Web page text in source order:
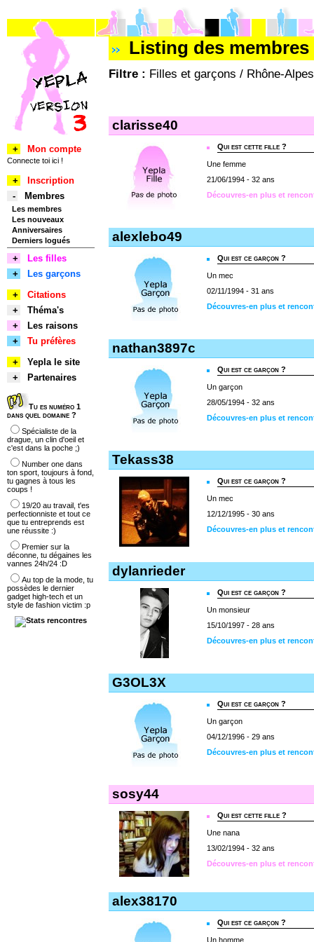
Listing des
Filtre : Filles et garçons / Rhône-
clarisse40
Qui est cette fille ?
Une femme
21/06/1994 - 32 ans
Découvres-en plus et
alexlebo49
Qui est ce garçon ?
Un mec
02/11/1994 - 31 ans
Découvres-en plus et
nathan3897c
Qui est ce garçon ?
Un garçon
28/05/1994 - 32 ans
Découvres-en plus et
Tekass38
Qui est ce garçon ?
Un mec
12/12/1995 - 30 ans
Découvres-en plus et
dylanrieder
Qui est ce garçon ?
Un monsieur
15/10/1997 - 28 ans
Découvres-en plus et
G3OL3X
Qui est ce garçon ?
Un garçon
04/12/1996 - 29 ans
Découvres-en plus et
sosy44
Qui est cette fille ?
Une nana
13/02/1994 - 32 ans
Découvres-en plus et
alex38170
Qui est ce garçon ?
Un homme
+ Mon compte
Connecte toi ici !
+
Inscription
-
Membres
Les membres
Les nouveaux
Anniversaires
Derniers logués
+
Les filles
+
Les garçons
+
Citations
+
Théma's
+
Les raisons
+
Tu préfères
+
Yepla le site
+
Partenaires
Tu es numéro 1
dans quel domaine ?
Spécialiste de la
drague, un clin d'oeil et
c'est dans la poche ;)
Number one dans
ton sport, toujours à fond,
tu gagnes à tous les
coups !
19/20 au travail, t'es
perfectionniste et tout ce
que tu entreprends est
une réussite :)
Premier sur la
déconne, tu dégaines les
vannes 24h/24 :D
Au top de la mode, tu
possèdes le dernier
gadget high-tech et un
style de fashion victim :p